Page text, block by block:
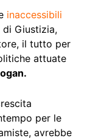
inaccessibili
di Giustizia,
il tutto per
attuate
per le
avrebbe